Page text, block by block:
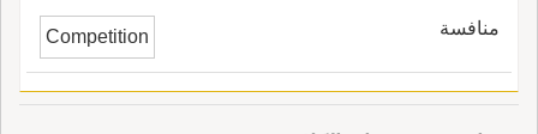
منافسة Competition